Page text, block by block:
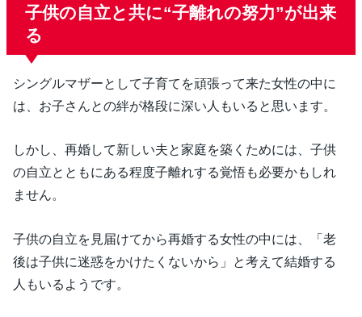
子供の自立と共に“子離れの努力”が出来
る
シングルマザーとして子育てを頑張って来た女性の中に
は、お子さんとの絆が格段に深い人もいると思います。
しかし、再婚して新しい夫と家庭を築くためには、子供
の自立とともにある程度子離れする覚悟も必要かもしれ
ません。
子供の自立を見届けてから再婚する女性の中には、「老
後は子供に迷惑をかけたくないから」と考えて結婚する
人もいるようです。